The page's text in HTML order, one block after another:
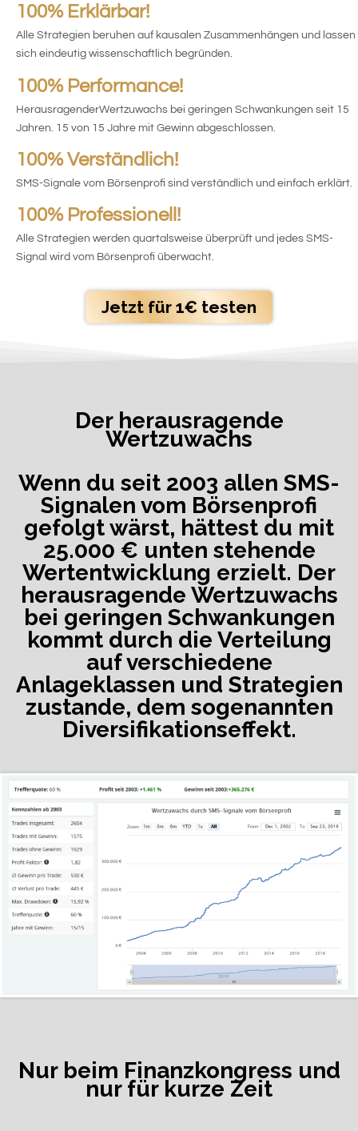
100% Erklärbar!
Alle Strategien beruhen auf kausalen Zusammenhängen und lassen
sich eindeutig wissenschaftlich begründen.
100% Performance!
HerausragenderWertzuwachs bei geringen Schwankungen seit 15
Jahren. 15 von 15 Jahre mit Gewinn abgeschlossen.
100% Verständlich!
SMS-Signale vom Börsenprofi sind verständlich und einfach erklärt.
100% Professionell!
Alle Strategien werden quartalsweise überprüft und jedes SMS-
Signal wird vom Börsenprofi überwacht.
Jetzt für 1€ testen
Der herausragende
Wertzuwachs
Wenn du seit 2003 allen SMS-
Signalen vom Börsenprofi
gefolgt wärst, hättest du mit
25.000 € unten stehende
Wertentwicklung erzielt. Der
herausragende Wertzuwachs
bei geringen Schwankungen
kommt durch die Verteilung
auf verschiedene
Anlageklassen und Strategien
zustande, dem sogenannten
Diversifikationseffekt.
Nur beim Finanzkongress und
nur für kurze Zeit